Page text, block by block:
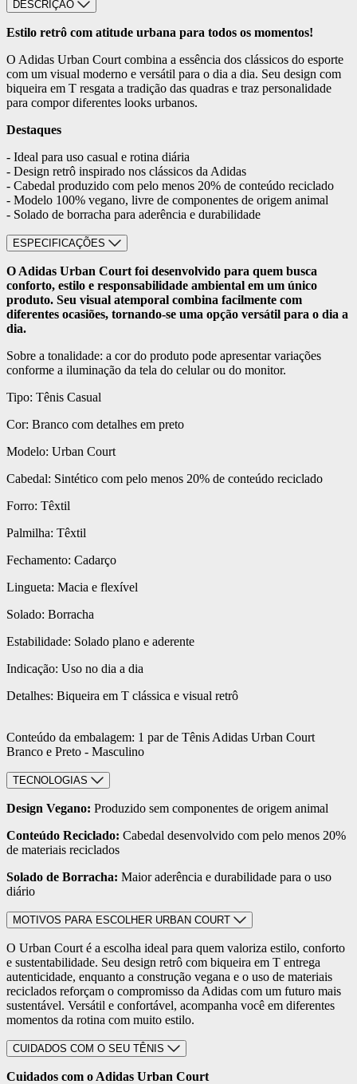
DESCRIÇÃO
Estilo retrô com atitude urbana para todos os momentos!
O Adidas Urban Court combina a essência dos clássicos do esporte
com um visual moderno e versátil para o dia a dia. Seu design com
biqueira em T resgata a tradição das quadras e traz personalidade
para compor diferentes looks urbanos.
Destaques
- Ideal para uso casual e rotina diária
- Design retrô inspirado nos clássicos da Adidas
- Cabedal produzido com pelo menos 20% de conteúdo reciclado
- Modelo 100% vegano, livre de componentes de origem animal
- Solado de borracha para aderência e durabilidade
ESPECIFICAÇÕES
O Adidas Urban Court foi desenvolvido para quem busca
conforto, estilo e responsabilidade ambiental em um único
produto. Seu visual atemporal combina facilmente com
diferentes ocasiões, tornando-se uma opção versátil para o dia a
dia.
Sobre a tonalidade: a cor do produto pode apresentar variações
conforme a iluminação da tela do celular ou do monitor.
Tipo: Tênis Casual
Cor: Branco com detalhes em preto
Modelo: Urban Court
Cabedal: Sintético com pelo menos 20% de conteúdo reciclado
Forro: Têxtil
Palmilha: Têxtil
Fechamento: Cadarço
Lingueta: Macia e flexível
Solado: Borracha
Estabilidade: Solado plano e aderente
Indicação: Uso no dia a dia
Detalhes: Biqueira em T clássica e visual retrô
Conteúdo da embalagem: 1 par de Tênis Adidas Urban Court
Branco e Preto - Masculino
TECNOLOGIAS
Design Vegano: Produzido sem componentes de origem animal
Conteúdo Reciclado: Cabedal desenvolvido com pelo menos 20%
de materiais reciclados
Solado de Borracha: Maior aderência e durabilidade para o uso
diário
MOTIVOS PARA ESCOLHER URBAN COURT
O Urban Court é a escolha ideal para quem valoriza estilo, conforto
e sustentabilidade. Seu design retrô com biqueira em T entrega
autenticidade, enquanto a construção vegana e o uso de materiais
reciclados reforçam o compromisso da Adidas com um futuro mais
sustentável. Versátil e confortável, acompanha você em diferentes
momentos da rotina com muito estilo.
CUIDADOS COM O SEU TÊNIS
Cuidados com o Adidas Urban Court